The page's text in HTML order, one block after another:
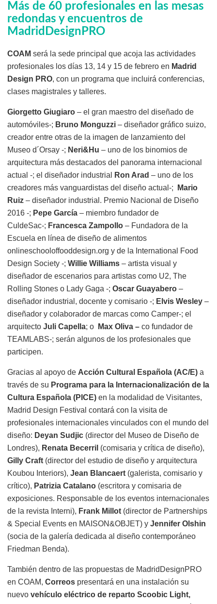
Más de 60 profesionales en las mesas
redondas y encuentros de
MadridDesignPRO
COAM será la sede principal que acoja las actividades
profesionales los días 13, 14 y 15 de febrero en Madrid
Design PRO, con un programa que incluirá conferencias,
clases magistrales y talleres.
Giorgetto Giugiaro – el gran maestro del diseñado de
automóviles-; Bruno Monguzzi – diseñador gráfico suizo,
creador entre otras de la imagen de lanzamiento del
Museo d´Orsay -; Neri&Hu – uno de los binomios de
arquitectura más destacados del panorama internacional
actual -; el diseñador industrial
Ron Arad – uno de los
creadores más vanguardistas del diseño actual-;
Mario
Ruiz – diseñador industrial. Premio Nacional de Diseño
2016 -; Pepe García – miembro fundador de
CuldeSac-; Francesca Zampollo – Fundadora de la
Escuela en línea de diseño de alimentos
onlineschooloffooddesign.org y de la International Food
Design Society -; Willie Williams – artista visual y
diseñador de escenarios para artistas como U2, The
Rolling Stones o Lady Gaga -; Oscar Guayabero –
diseñador industrial, docente y comisario -; Elvis Wesley –
diseñador y colaborador de marcas como Camper-; el
arquitecto Juli Capella; o Max Oliva – co fundador de
TEAMLABS-; serán algunos de los profesionales que
participen.
Gracias al apoyo de Acción Cultural Española (AC/E) a
través de su Programa para la Internacionalización de la
Cultura Española (PICE) en la modalidad de Visitantes,
Madrid Design Festival contará con la visita de
profesionales internacionales vinculados con el mundo del
diseño: Deyan Sudjic (director del Museo de Diseño de
Londres), Renata Becerril (comisaria y crítica de diseño),
Gilly Craft (director del estudio de diseño y arquitectura
Koubou Interiors), Jean Blancaert (galerista, comisario y
crítico), Patrizia Catalano (escritora y comisaria de
exposiciones. Responsable de los eventos internacionales
de la revista Interni), Frank Millot (director de Partnerships
& Special Events en MAISON&OBJET) y Jennifer Olshin
(socia de la galería dedicada al diseño contemporáneo
Friedman Benda).
También dentro de las propuestas de MadridDesignPRO
en COAM, Correos presentará en una instalación su
nuevo vehículo eléctrico de reparto Scoobic Light,